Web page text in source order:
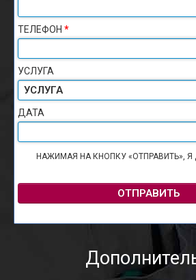
ТЕЛЕФОН *
УСЛУГА
ДАТА
НАЖИМАЯ НА КНОПКУ «ОТПРАВИТЬ»,
ОТПРАВИТЬ